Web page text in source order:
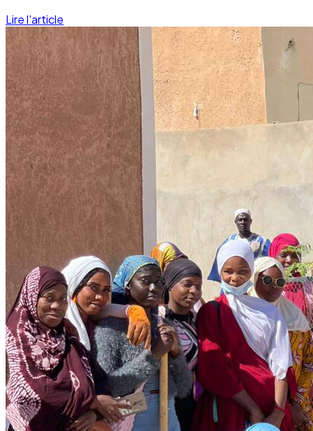
Citoyenneté
20 November 2025
Projet Parcours Citoyen : La campagne de
reboisement d’arbres dépasse ses objectifs